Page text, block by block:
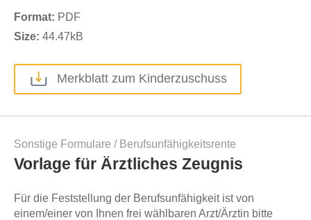
Format: PDF
Size: 44.47kB
Merkblatt zum Kinderzuschuss
Sonstige Formulare / Berufsunfähigkeitsrente
Vorlage für Ärztliches Zeugnis
Für die Feststellung der Berufsunfähigkeit ist von
einem/einer von Ihnen frei wählbaren Arzt/Ärztin bitte